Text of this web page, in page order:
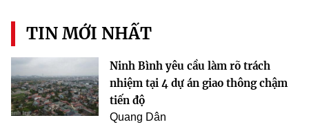
TIN MỚI NHẤT
Ninh Bình yêu cầu làm rõ trách
nhiệm tại 4 dự án giao thông chậm
tiến độ
Quang Dân